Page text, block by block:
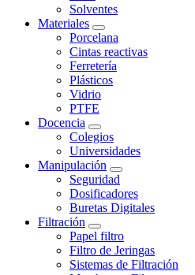
Solventes
Materiales
Porcelana
Cintas reactivas
Ferretería
Plásticos
Vidrio
PTFE
Docencia
Colegios
Universidades
Manipulación
Seguridad
Dosificadores
Buretas Digitales
Filtración
Papel filtro
Filtro de Jeringas
Sistemas de Filtración